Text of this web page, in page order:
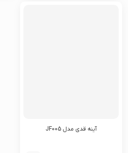
آینه قدی مدل JF005